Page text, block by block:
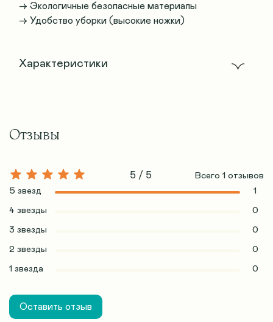
→ Экологичные безопасные материалы
→ Удобство уборки (высокие ножки)
Характеристики
Отзывы
5 / 5 Всего 1 отзывов
5 звезд
1
4 звезды 0
3 звезды 0
2 звезды 0
1 звезда 0
Оставить отзыв